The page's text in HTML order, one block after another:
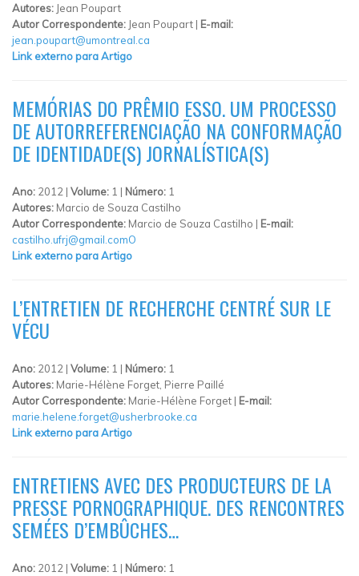
Autores: Jean Poupart
Autor Correspondente: Jean Poupart | E-mail:
jean.poupart@umontreal.ca
Link externo para Artigo
MEMÓRIAS DO PRÊMIO ESSO. UM PROCESSO
DE AUTORREFERENCIAÇÃO NA CONFORMAÇÃO
DE IDENTIDADE(S) JORNALÍSTICA(S)
Ano: 2012 | Volume: 1 | Número: 1
Autores: Marcio de Souza Castilho
Autor Correspondente: Marcio de Souza Castilho | E-mail:
castilho.ufrj@gmail.comO
Link externo para Artigo
L’ENTRETIEN DE RECHERCHE CENTRÉ SUR LE
VÉCU
Ano: 2012 | Volume: 1 | Número: 1
Autores: Marie-Hélène Forget, Pierre Paillé
Autor Correspondente: Marie-Hélène Forget | E-mail:
marie.helene.forget@usherbrooke.ca
Link externo para Artigo
ENTRETIENS AVEC DES PRODUCTEURS DE LA
PRESSE PORNOGRAPHIQUE. DES RENCONTRES
SEMÉES D’EMBÛCHES…
Ano: 2012 | Volume: 1 | Número: 1